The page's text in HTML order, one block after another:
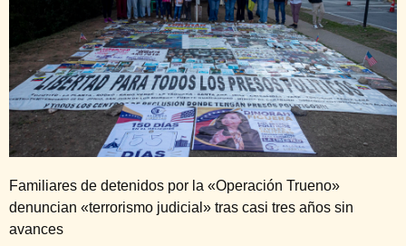
Familiares de detenidos por la «Operación Trueno»
denuncian «terrorismo judicial» tras casi tres años sin
avances